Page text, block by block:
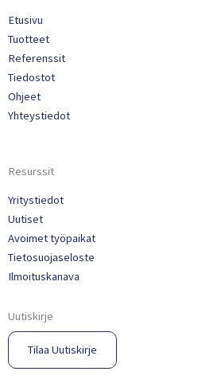
Etusivu
Tuotteet
Referenssit
Tiedostot
Ohjeet
Yhteystiedot
Resurssit
Yritystiedot
Uutiset
Avoimet työpaikat
Tietosuojaseloste
Ilmoituskanava
Uutiskirje
Tilaa Uutiskirje​